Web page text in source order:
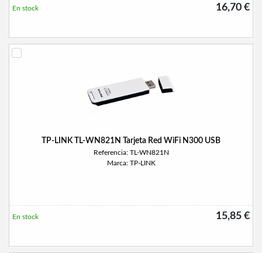
16,70 €
En stock
TP-LINK TL-WN821N Tarjeta Red WiFi N300 USB
Referencia: TL-WN821N
Marca: TP-LINK
15,85 €
En stock